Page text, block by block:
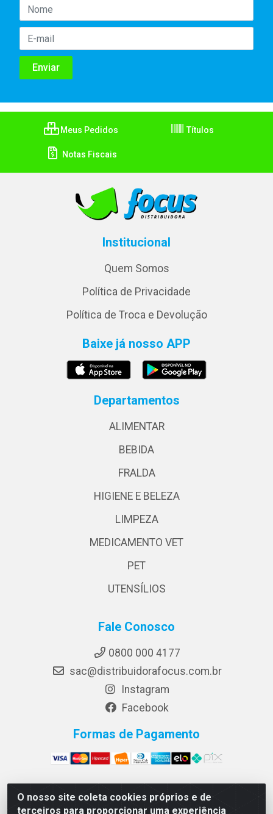
O nosso site coleta cookies próprios e de
terceiros para proporcionar uma experiência
Meus Pedidos Títulos
Notas Fiscais
Institucional
Quem Somos
Política de Privacidade
Política de Troca e Devolução
Baixe já nosso APP
Departamentos
ALIMENTAR
BEBIDA
FRALDA
HIGIENE E BELEZA
LIMPEZA
MEDICAMENTO VET
PET
UTENSÍLIOS
Fale Conosco
0800 000 4177
sac@distribuidorafocus.com.br
Instagram
Facebook
Formas de Pagamento
Focus Distribuidora LTDA - Rua Republica Eslovaca, 1121